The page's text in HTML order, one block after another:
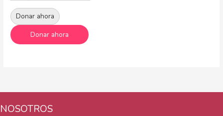
Donar ahora
NOSOTROS